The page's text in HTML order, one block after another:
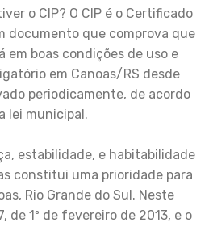
o CIP? O CIP é o Certificado
documento que comprova que
em boas condições de uso e
em Canoas/RS desde
periodicamente, de acordo
lei municipal.
estabilidade, e habitabilidade
constitui uma prioridade para
Rio Grande do Sul. Neste
de 1º de fevereiro de 2013, e o